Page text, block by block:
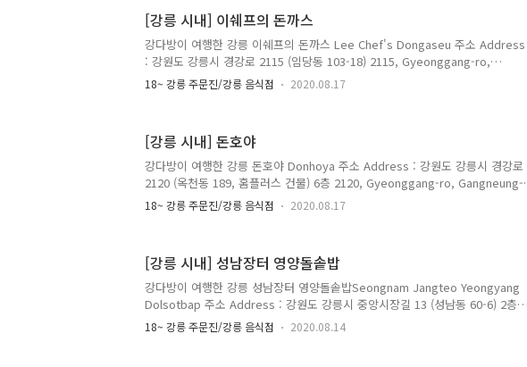
Pork 10,000원 강릉 시내에 있는 중국집. 맛도 있으면서 가격도 저렴해 점심 ..
[강릉 시내] 이쉐프의 돈까스
강다방이 여행한 강릉 이쉐프의 돈까스 Lee Chef's Dongaseu 주소 Address
: 강원도 강릉시 경강로 2115 (임당동 103-18) 2115, Gyeonggang-ro,
Gangneung-si, Gangwon-do 전화 Telephone : 033-642-5515 영업 시간
Opening Hours : 매일 Everyday 10:30~21:30 메뉴 및 가격 Menu with
Cutlet 10,000원 쫄면 Jjolmyeon Spicy Chewy Noodles 5,000원 강릉 교..
18~ 강릉 주문진/강릉 음식점 2020.08.17
[강릉 시내] 돈호야
강다방이 여행한 강릉 돈호야 Donhoya 주소 Address : 강원도 강릉시 경강로
2120 (옥천동 189, 홈플러스 건물) 6층 2120, Gyeonggang-ro, Gangneung-
si, Gangwon-do 전화 Telephone : 033-642-5079 메뉴 및 가격 Menu with
Prices : 가쓰오 우동 Katsuo Katsuobushi Udon 1,900원 히레가츠
5,500원 김치볶음밥 Kimchi Bokkeumbap Kimchi Fried Rice 5,500원..
18~ 강릉 주문진/강릉 음식점 2020.08.17
[강릉 시내] 성남장터 영양돌솥밥
강다방이 여행한 강릉 성남장터 영양돌솥밥Seongnam Jangteo Yeongyang
Dolsotbap 주소 Address : 강원도 강릉시 중앙시장길 13 (성남동 60-6) 2층
13, Jungangsijang-gil, Gangneung-si, Gangwon-do 전화 Telephone : 033-
645-0058 영업 시간 Opening Hours : 매일 Everyday 10:00~오후까지 Until
18~ 강릉 주문진/강릉 음식점 2020.08.14